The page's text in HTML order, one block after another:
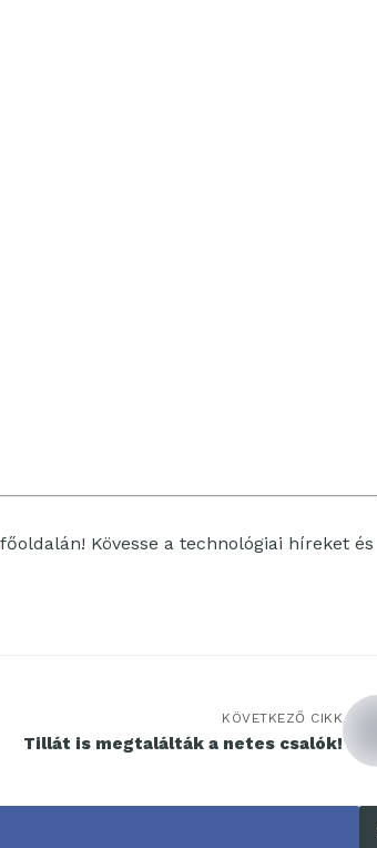
főoldalán! Kövesse a technológiai híreket és
KÖVETKEZŐ CIKK
Tillát is megtalálták a netes csalók!